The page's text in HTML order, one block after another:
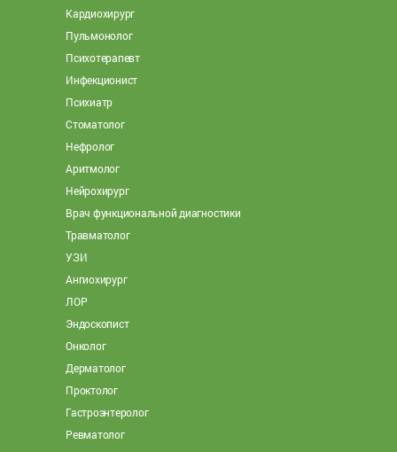
Кардиохирург
Пульмонолог
Психотерапевт
Инфекционист
Психиатр
Стоматолог
Нефролог
Аритмолог
Нейрохирург
Врач функциональной диагностики
Травматолог
УЗИ
Ангиохирург
ЛОР
Эндоскопист
Онколог
Дерматолог
Проктолог
Гастроэнтеролог
Ревматолог